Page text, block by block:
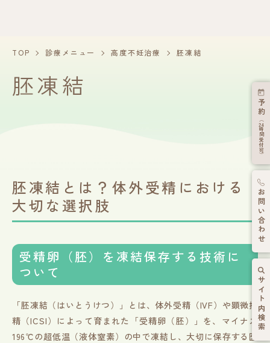
予約
（
24
時間受付可）
お問い合わせ
サイト内検索
TOP 診療メニュー 高度不妊治療 胚凍結
胚凍結
胚凍結とは？体外受精における
大切な選択肢
受精卵（胚）を凍結保存する技術に
ついて
「胚凍結（はいとうけつ）」とは、体外受精（IVF）や顕微授
精（ICSI）によって育まれた「受精卵（胚）」を、マイナス
196℃の超低温（液体窒素）の中で凍結し、大切に保存する医